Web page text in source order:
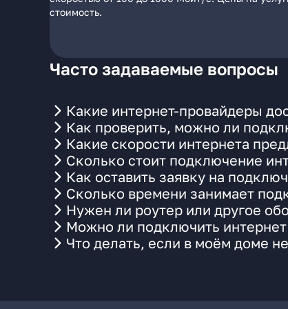
стоимость.
Часто задаваемые вопросы
Какие интернет-провайдеры
Как проверить, можно ли
Какие скорости интернета
Сколько стоит подключение
Как оставить заявку на
Сколько времени занимает
Нужен ли роутер или другое
Можно ли подключить
Что делать, если в моём доме